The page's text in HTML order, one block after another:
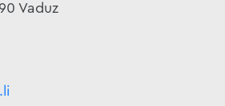
Vaduz